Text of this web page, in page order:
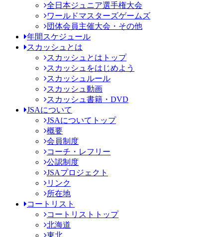
全日本ジュニア選手権大会
ワールドマスターズゲームズ
団体会員主催大会・その他
年間スケジュール
スカッシュとは
スカッシュとはトップ
スカッシュをはじめよう
スカッシュルール
スカッシュ動画
スカッシュ書籍・DVD
JSAについて
JSAについてトップ
概要
会員制度
コーチ・レフリー
公認制度
JSAプロジェクト
リンク
所在地
コートリスト
コートリストトップ
北海道
東北